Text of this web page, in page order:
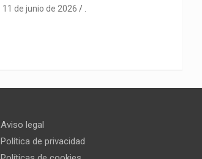
11 de junio de 2026
Aviso legal
Política de privacidad